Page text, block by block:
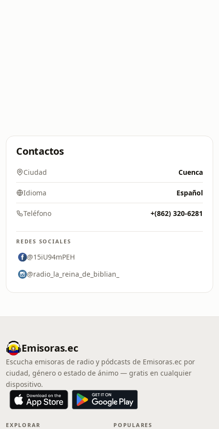
Contactos
Ciudad Cuenca
Idioma Español
Teléfono +(862) 320-6281
REDES SOCIALES
@15iU94mPEH
@radio_la_reina_de_biblian_
Emisoras.ec
Escucha emisoras de radio y pódcasts de Emisoras.ec por
ciudad, género o estado de ánimo — gratis en cualquier
dispositivo.
EXPLORAR POPULARES